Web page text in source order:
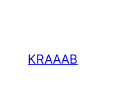
содержимому
KRAAAB